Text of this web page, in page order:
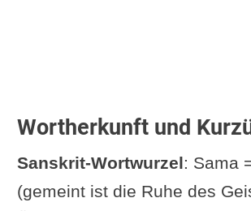
Viveka-Khyati -
Virama-Pratyaya (I-
Jnana Dipti - Licht
Wortherkunft und
Sanskrit-Wortwurzel: Sama
(gemeint ist die Ruhe des